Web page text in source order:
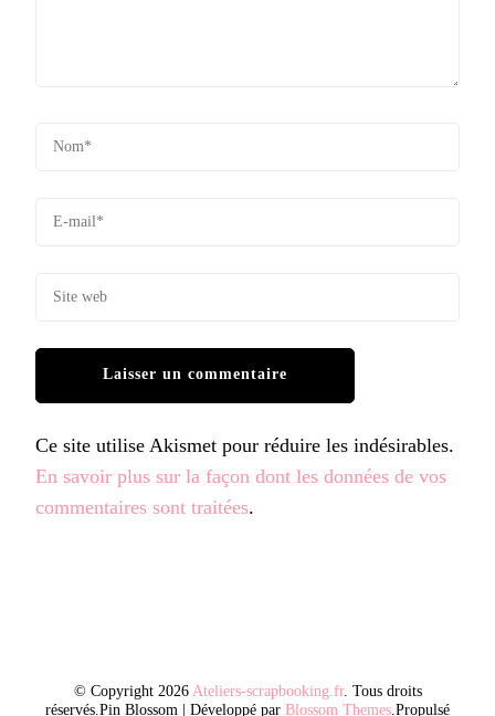
Ce site utilise Akismet pour réduire les indésirables.
En savoir plus sur la façon dont les données de vos
commentaires sont traitées.
© Copyright 2026 Ateliers-scrapbooking.fr. Tous droits
réservés. Pin Blossom | Développé par Blossom Themes .Propulsé